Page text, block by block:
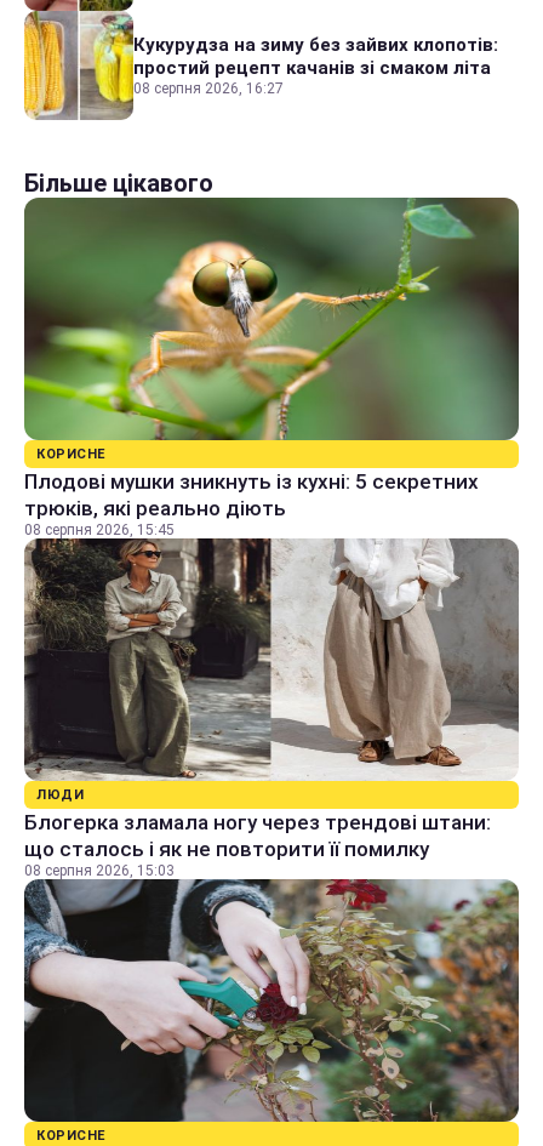
Кукурудза на зиму без зайвих клопотів:
простий рецепт качанів зі смаком літа
08 серпня 2026, 16:27
Більше цікавого
КОРИСНЕ
Плодові мушки зникнуть із кухні: 5 секретних
трюків, які реально діють
08 серпня 2026, 15:45
ЛЮДИ
Блогерка зламала ногу через трендові штани:
що сталось і як не повторити її помилку
08 серпня 2026, 15:03
КОРИСНЕ